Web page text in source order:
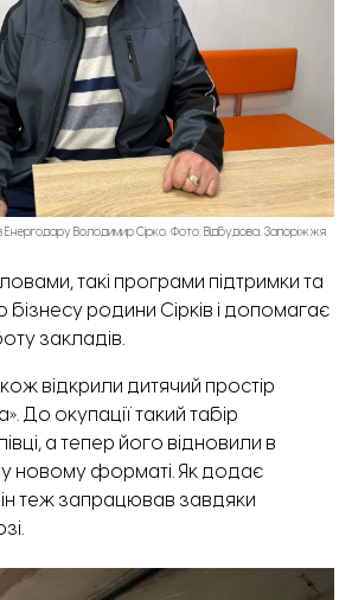
Енергодару Володимир Сірко. Фото: Відбудова. Запоріжжя
такі програми підтримки та
бізнесу родини Сірків і допомагає
закладів.
відкрили дитячий простір
До окупації такий табір
а тепер його відновили в
у новому форматі. Як додає
теж запрацював завдяки